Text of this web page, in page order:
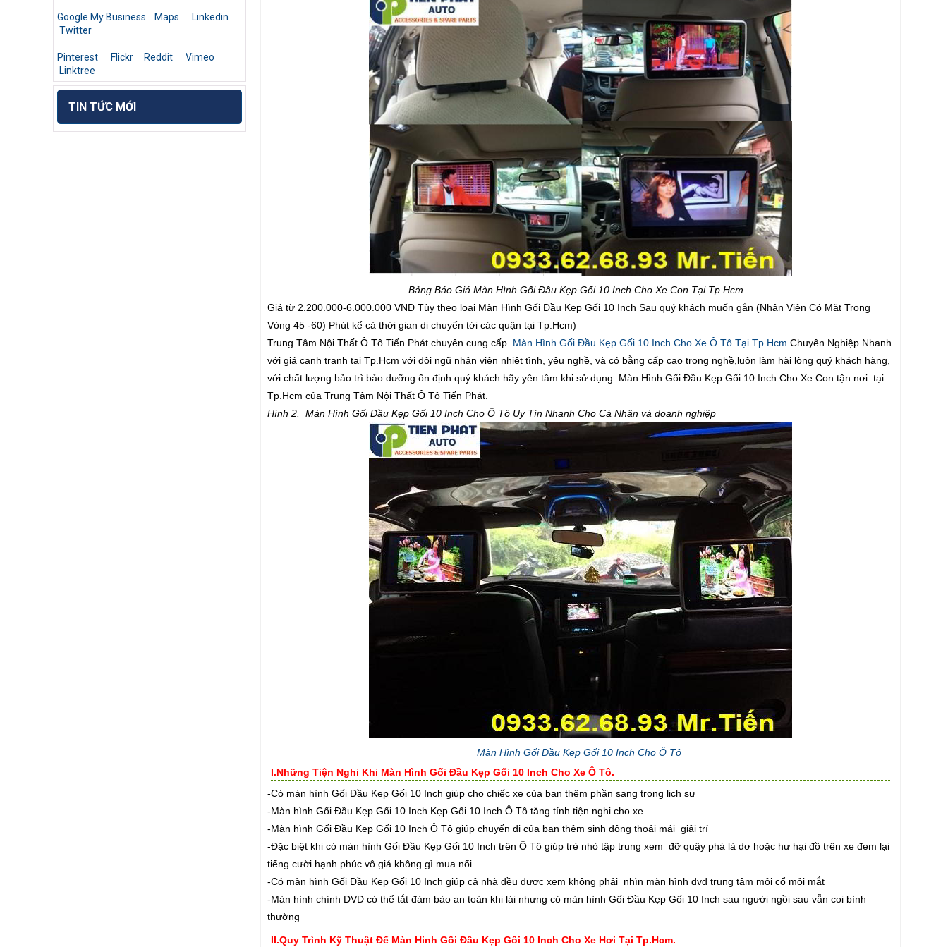
Google My Business Maps
Linkedin
Twitter
Pinterest Flickr Reddit
Vimeo
Linktree
TIN TỨC MỚI
Bảng Báo Giá Màn Hình Gối Đầu Kẹp Gối 10 Inch Cho Xe Con Tại Tp.Hcm
Giá từ 2.200.000-6.000.000 VNĐ Tùy theo loại Màn Hình Gối Đầu Kẹp Gối 10 Inch Sau quý khách muốn gắn (Nhân Viên Có Mặt Trong
Vòng 45 -60) Phút kể cả thời gian di chuyển tới các quận tại Tp.Hcm)
Trung Tâm Nội Thất Ô Tô Tiến Phát chuyên cung cấp Màn Hình Gối Đầu Kẹp Gối 10 Inch Cho Xe Ô Tô Tại Tp.Hcm Chuyên Nghiệp Nhanh
với giá cạnh tranh tại Tp.Hcm với đội ngũ nhân viên nhiệt tình, yêu nghề, và có bằng cấp cao trong nghề,luôn làm hài lòng quý khách hàng,
với chất lượng bảo trì bảo dưỡng ổn định quý khách hãy yên tâm khi sử dụng Màn Hình Gối Đầu Kẹp Gối 10 Inch Cho Xe Con tận nơi tại
Tp.Hcm của Trung Tâm Nội Thất Ô Tô Tiến Phát.
Hình 2. Màn Hình Gối Đầu Kẹp Gối 10 Inch Cho Ô Tô Uy Tín Nhanh Cho Cá Nhân và doanh nghiệp
Màn Hình Gối Đầu Kẹp Gối 10 Inch Cho Ô Tô
I.Những Tiện Nghi Khi Màn Hình Gối Đầu Kẹp Gối 10 Inch Cho Xe Ô Tô.
-Có màn hình Gối Đầu Kẹp Gối 10 Inch giúp cho chiếc xe của bạn thêm phần sang trọng lịch sự
-Màn hình Gối Đầu Kẹp Gối 10 Inch Kẹp Gối 10 Inch Ô Tô tăng tính tiện nghi cho xe
-Màn hình Gối Đầu Kẹp Gối 10 Inch Ô Tô giúp chuyến đi của bạn thêm sinh động thoải mái giải trí
-Đặc biệt khi có màn hình Gối Đầu Kẹp Gối 10 Inch trên Ô Tô giúp trẻ nhỏ tập trung xem đỡ quậy phá là dơ hoặc hư hại đồ trên xe đem lại
tiếng cười hạnh phúc vô giá không gì mua nổi
-Có màn hình Gối Đầu Kẹp Gối 10 Inch giúp cả nhà đều được xem không phải nhìn màn hình dvd trung tâm mỏi cổ mỏi mắt
-Màn hình chính DVD có thể tắt đảm bảo an toàn khi lái nhưng có màn hình Gối Đầu Kẹp Gối 10 Inch sau người ngồi sau vẫn coi bình
thường
II.Quy Trình Kỹ Thuật Để Màn Hinh Gối Đầu Kẹp Gối 10 Inch Cho Xe Hơi Tại Tp.Hcm.